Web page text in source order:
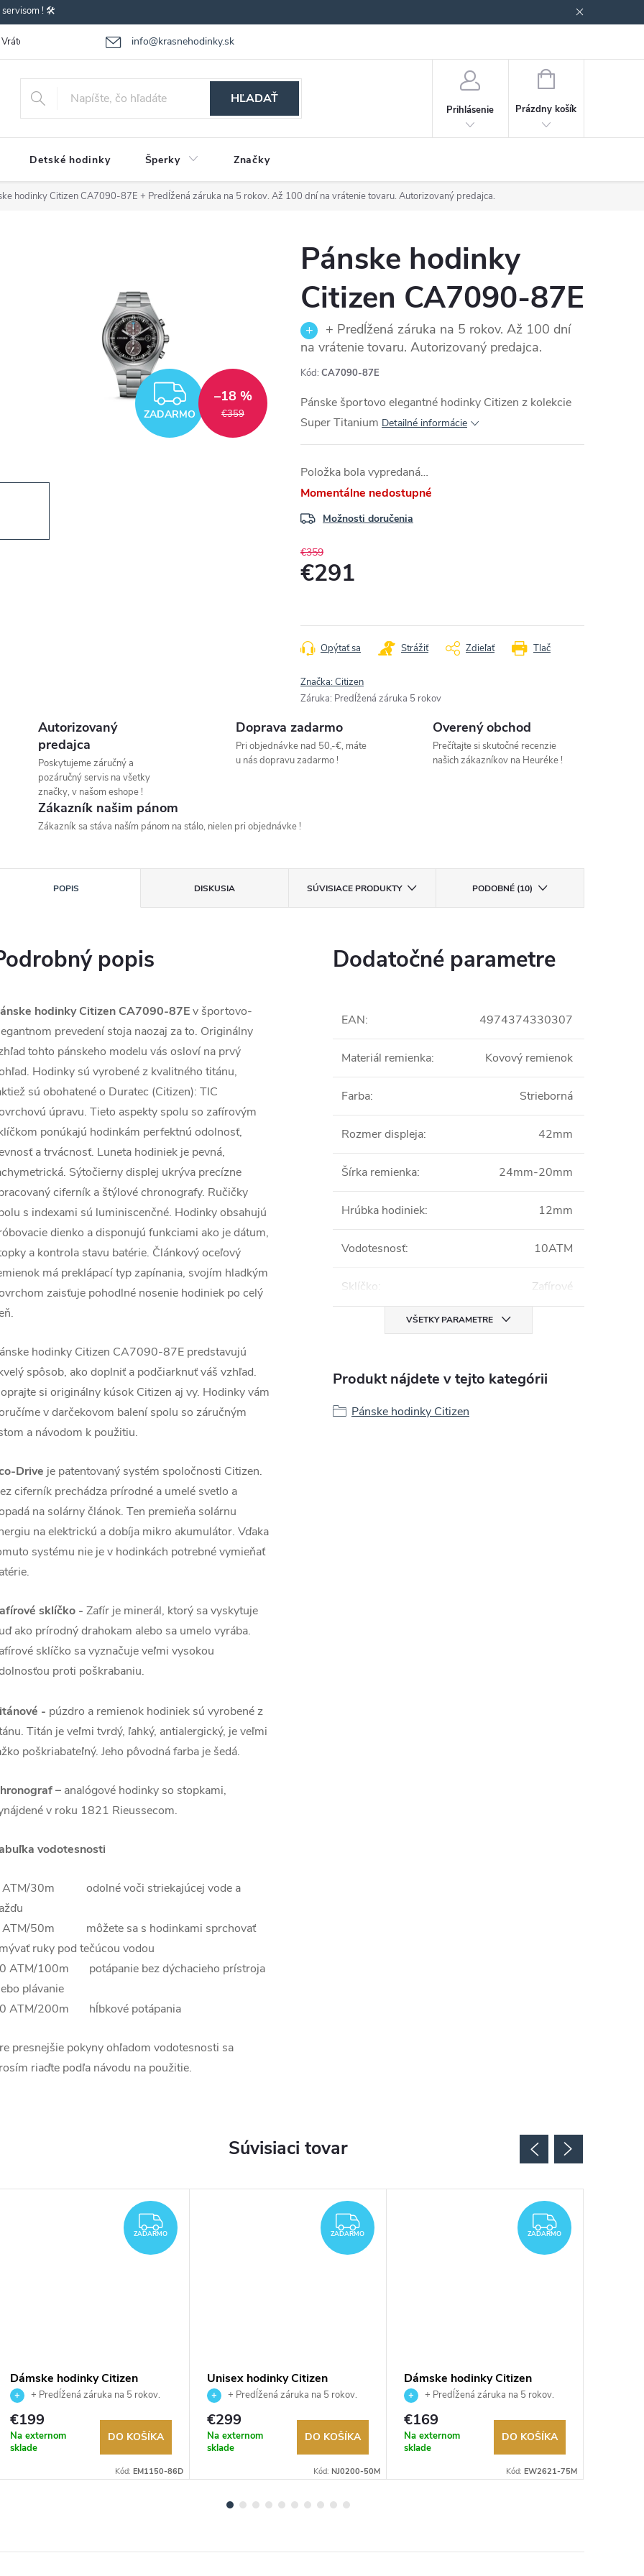
servisom ! 🛠️
info@krasnehodinky.sk
Vrátenie-výmena tovaru Reklamácia tovaru Obchodné podmienky
HĽADAŤ
Prihlásenie
NÁKUPNÝ
Prázdny košík
Detské hodinky Šperky Značky
hodinky Citizen CA7090-87E + Predĺžená záruka na 5 rokov. Až 100 dní na vrátenie tovaru. Autorizovaný predajca.
ZADARMO
ZADARMO €359
–18 %
Pánske hodinky
Citizen CA7090-87E
+ Predĺžená záruka na 5 rokov. Až 100 dní
na vrátenie tovaru. Autorizovaný predajca.
Kód: CA7090-87E
Pánske športovo elegantné hodinky Citizen z kolekcie
Super Titanium Detailné informácie
Položka bola vypredaná…
Momentálne nedostupné
Možnosti doručenia
€359
€291
Tlač
Opýtať sa Strážiť Zdieľať
Značka:Citizen
Záruka: Predĺžená záruka 5 rokov
Autorizovaný
predajca
Poskytujeme záručný a
pozáručný servis na všetky
značky, v našom eshope !
Doprava zadarmo
Pri objednávke nad 50,-€, máte
u nás dopravu zadarmo !
Overený obchod
Prečítajte si skutočné recenzie
našich zákazníkov na Heuréke !
Zákazník našim pánom
Zákazník sa stáva naším pánom na stálo, nielen pri objednávke !
POPIS DISKUSIA SÚVISIACE PRODUKTY PODOBNÉ (10)
popis
hodinky Citizen CA7090-87Ev športovo-
prevedení stoja naozaj za to. Originálny
tohto pánskeho modelu vás osloví na prvý
Hodinky sú vyrobené z kvalitného titánu,
sú obohatené o Duratec (Citizen): TIC
úpravu. Tieto aspekty spolu so zafírovým
ponúkajú hodinkám perfektnú odolnosť,
a trvácnosť. Luneta hodiniek je pevná,
Sýtočierny displej ukrýva precízne
ciferník a štýlové chronografy. Ručičky
s indexami sú luminiscenčné. Hodinky obsahujú
dienko a disponujú funkciami ako je dátum,
a kontrola stavu batérie. Článkový oceľový
má preklápací typ zapínania, svojím hladkým
zaisťuje pohodlné nosenie hodiniek po celý
hodinky Citizen CA7090-87E predstavujú
spôsob, ako doplniť a podčiarknuť váš vzhľad.
si originálny kúsok Citizen aj vy. Hodinky vám
v darčekovom balení spolu so záručným
a návodom k použitiu.
Drive je patentovaný systém spoločnosti Citizen.
ciferník prechádza prírodné a umelé svetlo a
na solárny článok. Ten premieňa solárnu
na elektrickú a dobíja mikro akumulátor. Vďaka
systému nie je v hodinkách potrebné vymieňať
sklíčko - Zafír je minerál, ktorý sa vyskytuje
ako prírodný drahokam alebo sa umelo vyrába.
sklíčko sa vyznačuje veľmi vysokou
proti poškrabaniu.
- púzdro a remienok hodiniek sú vyrobené z
Titán je veľmi tvrdý, ľahký, antialergický, je veľmi
poškriabateľný. Jeho pôvodná farba je šedá.
– analógové hodinky so stopkami,
v roku 1821 Rieussecom.
vodotesnosti
ATM/30m odolné voči striekajúcej vode a
ATM/50m môžete sa s hodinkami sprchovať
ruky pod tečúcou vodou
ATM/100m potápanie bez dýchacieho prístroja
plávanie
ATM/200m hĺbkové potápania
presnejšie pokyny ohľadom vodotesnosti sa
riaďte podľa návodu na použitie.
Dodatočné parametre
EAN: 4974374330307
Materiál remienka: Kovový remienok
Farba: Strieborná
Rozmer displeja: 42mm
Šírka remienka: 24mm-20mm
Hrúbka hodiniek: 12mm
Vodotesnosť: 10ATM
Sklíčko: Zafírové
VŠETKY PARAMETRE
Produkt nájdete v tejto kategórii
Pánske hodinky Citizen
Súvisiaci tovar
ZADARMO
ZADARMO
Dámske hodinky Citizen
EM1150-86D
+ Predĺžená záruka na 5 rokov.
Až 100 dní na vrátenie tovaru.
Autorizovaný predajca.
€199
Na externom
sklade
DO KOŠÍKA
Kód: EM1150-86D
ZADARMO
ZADARMO
Unisex hodinky Citizen
NJ0200-50M
+ Predĺžená záruka na 5 rokov.
Až 100 dní na vrátenie tovaru.
Autorizovaný predajca.
€299
Na externom
sklade
DO KOŠÍKA
Kód: NJ0200-50M
ZADARMO
ZADARMO
Dámske hodinky Citizen
EW2621-75M
+ Predĺžená záruka na 5 rokov.
Až 100 dní na vrátenie tovaru.
Autorizovaný predajca.
€169
Na externom
sklade
DO KOŠÍKA
Kód: EW2621-75M